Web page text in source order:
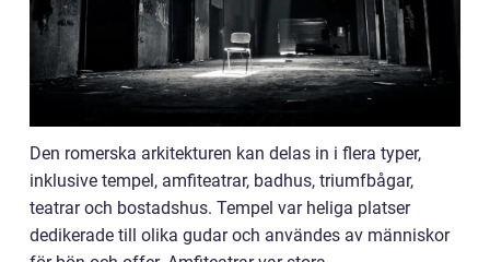
Den romerska arkitekturen kan delas in i flera typer,
inklusive tempel, amfiteatrar, badhus, triumfbågar,
teatrar och bostadshus. Tempel var heliga platser
dedikerade till olika gudar och användes av människor